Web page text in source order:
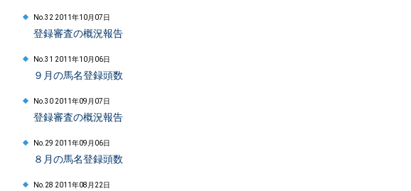
No.32 2011年10月07日
登録審査の概況報告
No.31 2011年10月06日
９月の馬名登録頭数
No.30 2011年09月07日
登録審査の概況報告
No.29 2011年09月06日
８月の馬名登録頭数
No.28 2011年08月22日